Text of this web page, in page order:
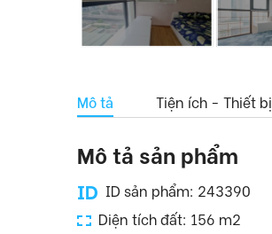
Mô tả Tiện ích - Thiết bị
Mô tả sản phẩm
ID sản phẩm: 243390
Diện tích đất: 156 m2